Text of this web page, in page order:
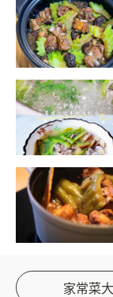
家常菜